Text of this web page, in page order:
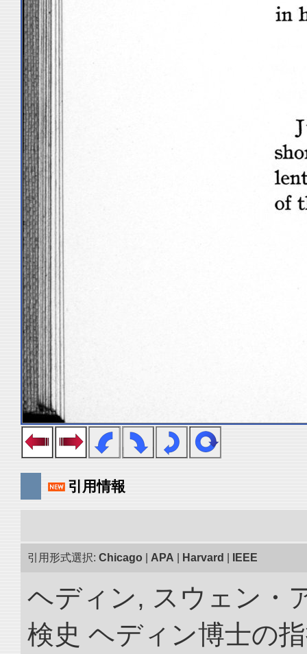
引用情報
引用形式選択: Chicago APA Harvard IEEE
ヘディン, スウェン・
検史 ヘディン博士の